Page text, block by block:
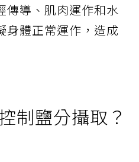
傳導、肌肉運作和水
身體正常運作，造成
制鹽分攝取？